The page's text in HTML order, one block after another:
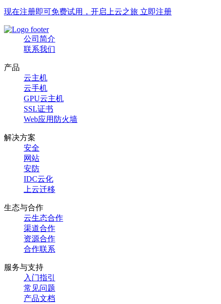
现在注册即可免费试用，开启上云之旅 立即注册
公司简介
联系我们
产品
云主机
云手机
GPU云主机
SSL证书
Web应用防火墙
解决方案
安全
网站
安防
IDC云化
上云迁移
生态与合作
云生态合作
渠道合作
资源合作
合作联系
服务与支持
入门指引
常见问题
产品文档